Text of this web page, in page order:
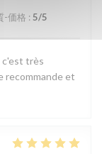
-価格 : 5/5
c'est très
recommande et